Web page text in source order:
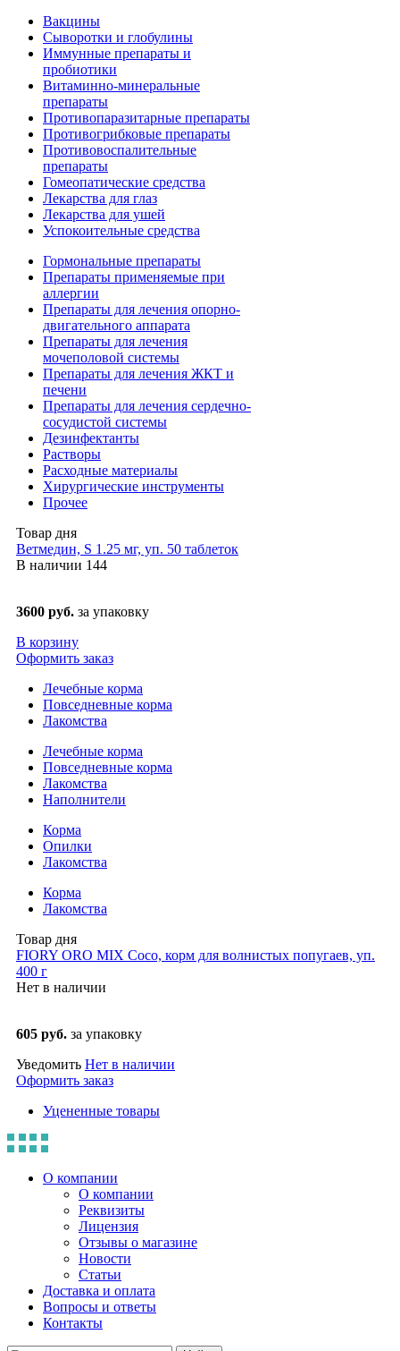
Вакцины
Сыворотки и глобулины
Иммунные препараты и
пробиотики
Витаминно-минеральные
препараты
Противопаразитарные препараты
Противогрибковые препараты
Противовоспалительные
препараты
Гомеопатические средства
Лекарства для глаз
Лекарства для ушей
Успокоительные средства
Гормональные препараты
Препараты применяемые при
аллергии
Препараты для лечения опорно-
двигательного аппарата
Препараты для лечения
мочеполовой системы
Препараты для лечения ЖКТ и
печени
Препараты для лечения сердечно-
сосудистой системы
Дезинфектанты
Растворы
Расходные материалы
Хирургические инструменты
Прочее
Товар дня
Ветмедин, S 1.25 мг, уп. 50 таблеток
В наличии 144
3600 руб. за упаковку
В корзину
Оформить заказ
Лечебные корма
Повседневные корма
Лакомства
Лечебные корма
Повседневные корма
Лакомства
Наполнители
Корма
Опилки
Лакомства
Корма
Лакомства
Товар дня
FIORY ORO MIX Coco, корм для волнистых попугаев, уп.
400 г
Нет в наличии
605 руб. за упаковку
Уведомить Нет в наличии
Оформить заказ
Уцененные товары
О компании
О компании
Реквизиты
Лицензия
Отзывы о магазине
Новости
Статьи
Доставка и оплата
Вопросы и ответы
Контакты